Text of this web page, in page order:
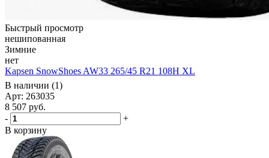
Быстрый просмотр
нешипованная
Зимние
нет
Kapsen SnowShoes AW33 265/45 R21 108H XL
В наличии (1)
Арт: 263035
8 507 руб.
-
+
В корзину